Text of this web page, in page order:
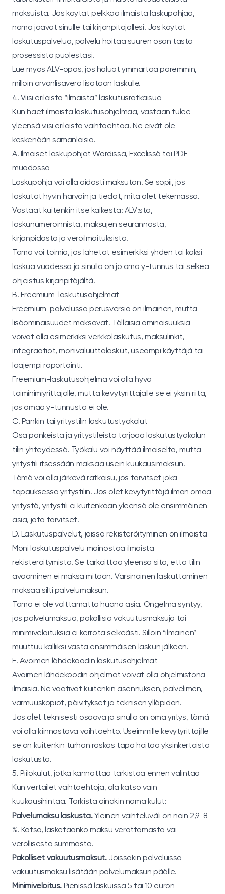
maksuista. Jos käytät pelkkää ilmaista laskupohjaa,
nämä jäävät sinulle tai kirjanpitäjällesi. Jos käytät
laskutuspalvelua, palvelu hoitaa suuren osan tästä
prosessista puolestasi.
Lue myösALV-opas, jos haluat ymmärtää paremmin,
milloin arvonlisävero lisätään laskulle.
4. Viisi erilaista “ilmaista” laskutusratkaisua
Kun haet ilmaista laskutusohjelmaa, vastaan tulee
yleensä viisi erilaista vaihtoehtoa. Ne eivät ole
keskenään samanlaisia.
A. Ilmaiset laskupohjat Wordissa, Excelissä tai PDF-
muodossa
Laskupohja voi olla aidosti maksuton. Se sopii, jos
laskutat hyvin harvoin ja tiedät, mitä olet tekemässä.
Vastaat kuitenkin itse kaikesta: ALV:stä,
laskunumeroinnista, maksujen seurannasta,
kirjanpidosta ja veroilmoituksista.
Tämä voi toimia, jos lähetät esimerkiksi yhden tai kaksi
laskua vuodessa ja sinulla on jo oma y-tunnus tai selkeä
ohjeistus kirjanpitäjältä.
B. Freemium-laskutusohjelmat
Freemium-palvelussa perusversio on ilmainen, mutta
lisäominaisuudet maksavat. Tällaisia ominaisuuksia
voivat olla esimerkiksi verkkolaskutus, maksulinkit,
integraatiot, monivaluuttalaskut, useampi käyttäjä tai
laajempi raportointi.
Freemium-laskutusohjelma voi olla hyvä
toiminimiyrittäjälle, mutta kevytyrittäjälle se ei yksin riitä,
jos omaa y-tunnusta ei ole.
C. Pankin tai yritystilin laskutustyökalut
Osa pankeista ja yritystileistä tarjoaa laskutustyökalun
tilin yhteydessä. Työkalu voi näyttää ilmaiselta, mutta
yritystili itsessään maksaa usein kuukausimaksun.
Tämä voi olla järkevä ratkaisu, jos tarvitset joka
tapauksessa yritystilin. Jos olet kevytyrittäjä ilman omaa
yritystä, yritystili ei kuitenkaan yleensä ole ensimmäinen
asia, jota tarvitset.
D. Laskutuspalvelut, joissa rekisteröityminen on ilmaista
Moni laskutuspalvelu mainostaa ilmaista
rekisteröitymistä. Se tarkoittaa yleensä sitä, että tilin
avaaminen ei maksa mitään. Varsinainen laskuttaminen
maksaa silti palvelumaksun.
Tämä ei ole välttämättä huono asia. Ongelma syntyy,
jos palvelumaksua, pakollisia vakuutusmaksuja tai
minimiveloituksia ei kerrota selkeästi. Silloin “ilmainen”
muuttuu kalliiksi vasta ensimmäisen laskun jälkeen.
E. Avoimen lähdekoodin laskutusohjelmat
Avoimen lähdekoodin ohjelmat voivat olla ohjelmistona
ilmaisia. Ne vaativat kuitenkin asennuksen, palvelimen,
varmuuskopiot, päivitykset ja teknisen ylläpidon.
Jos olet teknisesti osaava ja sinulla on oma yritys, tämä
voi olla kiinnostava vaihtoehto. Useimmille kevytyrittäjille
se on kuitenkin turhan raskas tapa hoitaa yksinkertaista
laskutusta.
5. Piilokulut, jotka kannattaa tarkistaa ennen valintaa
Kun vertailet vaihtoehtoja, älä katso vain
kuukausihintaa. Tarkista ainakin nämä kulut:
Palvelumaksu laskusta.Yleinen vaihteluväli on noin 2,9-8
%. Katso, lasketaanko maksu verottomasta vai
verollisesta summasta.
Pakolliset vakuutusmaksut.Joissakin palveluissa
vakuutusmaksu lisätään palvelumaksun päälle.
Minimiveloitus. Pienissä laskuissa 5 tai 10 euron